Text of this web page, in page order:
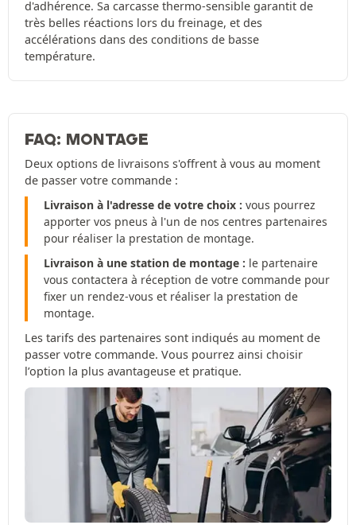
d'adhérence. Sa carcasse thermo-sensible garantit de
très belles réactions lors du freinage, et des
accélérations dans des conditions de basse
température.
FAQ: MONTAGE
Deux options de livraisons s'offrent à vous au moment
de passer votre commande :
Livraison à l'adresse de votre choix : vous pourrez
apporter vos pneus à l'un de nos centres partenaires
pour réaliser la prestation de montage.
Livraison à une station de montage : le partenaire
vous contactera à réception de votre commande pour
fixer un rendez-vous et réaliser la prestation de
montage.
Les tarifs des partenaires sont indiqués au moment de
passer votre commande. Vous pourrez ainsi choisir
l’option la plus avantageuse et pratique.